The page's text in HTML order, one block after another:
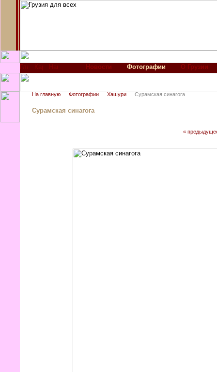
Новости Фотографии О Грузии
На главную Фотографии Хашури Сурамская синагога
Сурамская синагога
«